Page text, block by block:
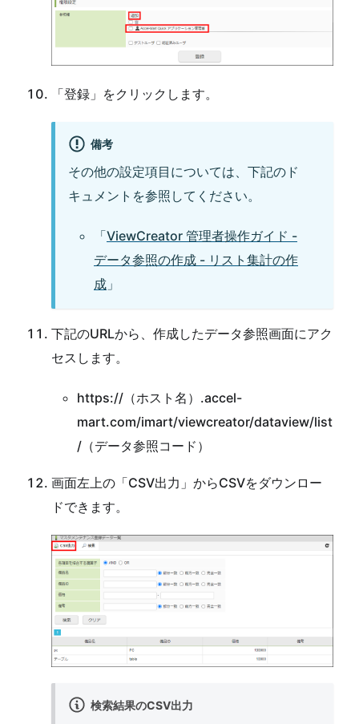
「登録」をクリックします。
備考
その他の設定項目については、下記のド
キュメントを参照してください。
「ViewCreator 管理者操作ガイド -
データ参照の作成 - リスト集計の作
成 」
下記のURLから、作成したデータ参照画面にアク
セスします。
https://（ホスト名）.accel-
mart.com/imart/viewcreator/dataview/list
/（データ参照コード）
画面左上の「CSV出力」からCSVをダウンロー
ドできます。
検索結果のCSV出力